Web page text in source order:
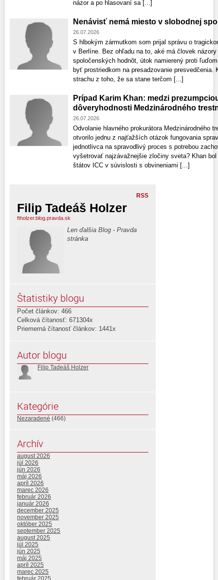
názor a po hlasovaní sa [...]
Nenávisť nemá miesto v slobodnej
26.07.2026
S hlbokým zármutkom som prijal správu o
v Berlíne. Bez ohľadu na to, aké má človek
spoločenských hodnôt, útok namierený proti
byť prostriedkom na presadzovanie
strachu z toho, že sa stane terčom [...]
Prípad Karim Khan: medzi
dôveryhodnosti Medzinárodného
26.07.2026
Odvolanie hlavného prokurátora Medzinárodného
otvorilo jednu z najťažších otázok fungovania
jednotlivca na spravodlivý proces s potrebou
vyšetrovať najzávažnejšie zločiny sveta? Khan
štátov ICC v súvislosti s obvineniami [...]
RSS
Filip Tadeáš Holzer
ftholzer.blog.pravda.sk
Len ďalšia Blog - Pravda
stránka
Štatistiky blogu
Počet článkov: 466
Celková čítanosť: 671304x
Priemerná čítanosť článkov: 1441x
Autor blogu
Filip Tadeáš Holzer
Kategórie
Nezaradené (466)
Archív
august 2026
júl 2026
jún 2026
máj 2026
apríl 2026
marec 2026
február 2026
január 2026
december 2025
november 2025
október 2025
september 2025
august 2025
júl 2025
jún 2025
máj 2025
apríl 2025
marec 2025
február 2025